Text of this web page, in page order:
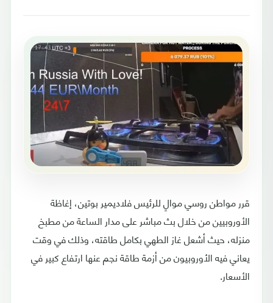
قرر مواطن روسي موالٍ للرئيس فلاديمير بوتين، إغاظة
الأوروبيين من خلال بث مباشر على مدار الساعة من مطبخ
منزله، حيث أشعل غاز الطهي بكامل طاقته، وذلك في وقت
يعاني فيه الأوروبيون من أزمة طاقة نجم عنها ارتفاع كبير في
الأسعار.